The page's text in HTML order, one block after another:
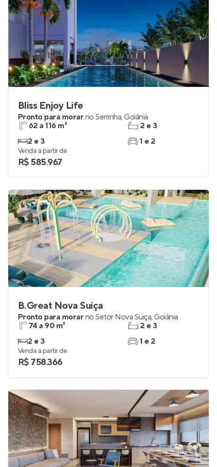
Bliss Enjoy Life
Pronto para morar no Serrinha, Goiânia
62 a 116 m²
2 e 3
2 e 3
1 e 2
Venda a partir de
R$ 585.967
B.Great Nova Suíça
Pronto para morar no Setor Nova Suiça, Goiânia
74 a 90 m²
2 e 3
2 e 3
1 e 2
Venda a partir de
R$ 758.366